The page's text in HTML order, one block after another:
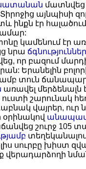
մատնվեց
այնպիսի
ինքն էր
կամենում էր
նրա
որ բազում
Երանելին
տուն
առավել
ուստի շարունակ
վայրեր, ուր
օրինակով
շուրջ 105
սուրբը խիստ
վերադարձողի